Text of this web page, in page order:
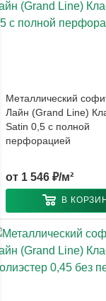
Металлический
Лайн (Grand Line)
Satin 0,5 с полной
перфорацией
от 1 546 ₽/м²
В